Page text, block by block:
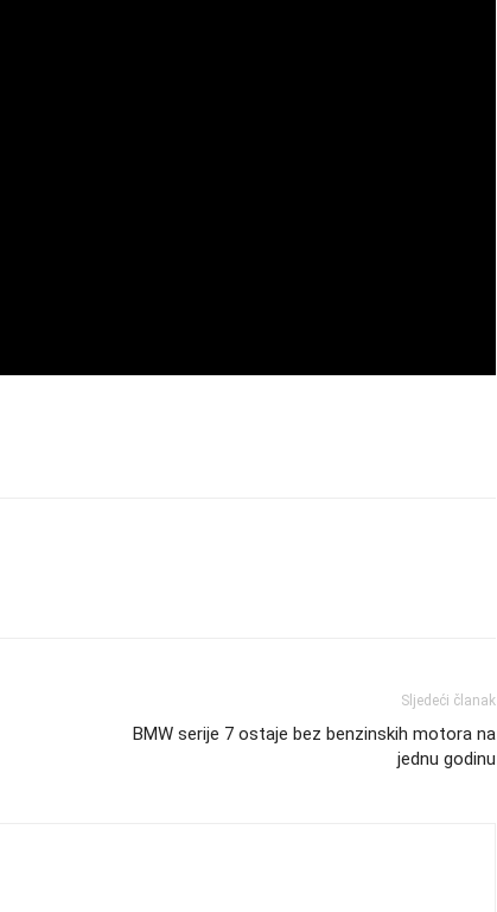
Sljedeći članak
BMW serije 7 ostaje bez benzinskih motora na
jednu godinu